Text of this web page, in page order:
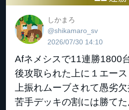
しかまろ
@shikamaro_sv
2026/07/30 14:10
Afネメシスで11連勝1800
後攻取られた上に１エー
上振れムーブされて愚劣
苦手デッキの割には勝て